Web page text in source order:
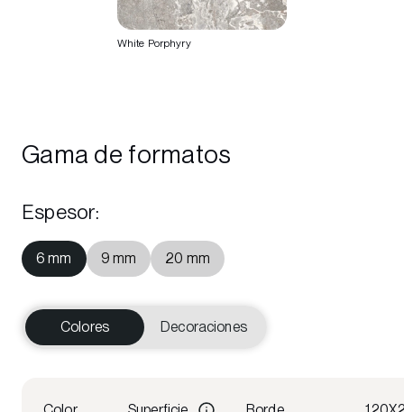
White Porphyry
Gama de formatos
Espesor:
6 mm 9 mm 20 mm
Colores Decoraciones